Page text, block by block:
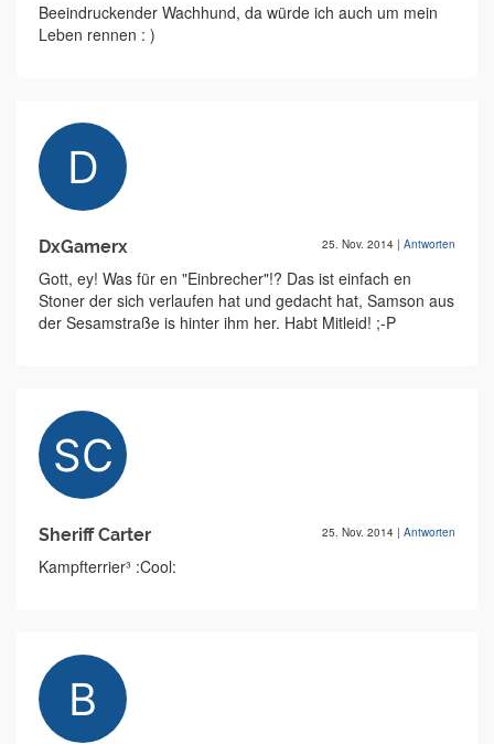
Beeindruckender Wachhund, da würde ich auch um mein
Leben rennen : )
DxGamerx 25. Nov. 2014 | Antworten
Gott, ey! Was für en "Einbrecher"!? Das ist einfach en
Stoner der sich verlaufen hat und gedacht hat, Samson aus
der Sesamstraße is hinter ihm her. Habt Mitleid! ;-P
Sheriff Carter 25. Nov. 2014 | Antworten
Kampfterrier³ :Cool: